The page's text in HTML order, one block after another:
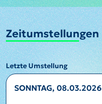
Zeitumstellungen
Letzte Umstellung
SONNTAG, 08.03.2026